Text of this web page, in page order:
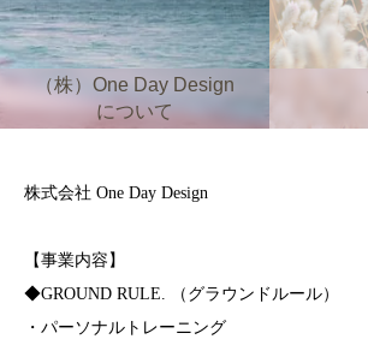
（株）One Day Design
について
株式会社 One Day Design
【事業内容】
◆GROUND RULE. （グラウンドルール）
・パーソナルトレーニング